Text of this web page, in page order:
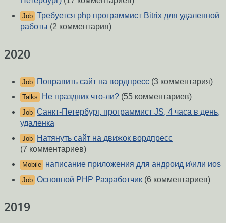
Job Требуется php программист Bitrix для удаленной
работы (2 комментария)
2020
Job Поправить сайт на вордпресс (3 комментария)
Talks Не праздник что-ли? (55 комментариев)
Job Санкт-Петербург, программист JS, 4 часа в день,
удаленка
Job
Натянуть сайт на движок вордпресс
(7 комментариев)
Mobile написание приложения для андроид и\или иоs
Job Основной PHP Разработчик (6 комментариев)
2019